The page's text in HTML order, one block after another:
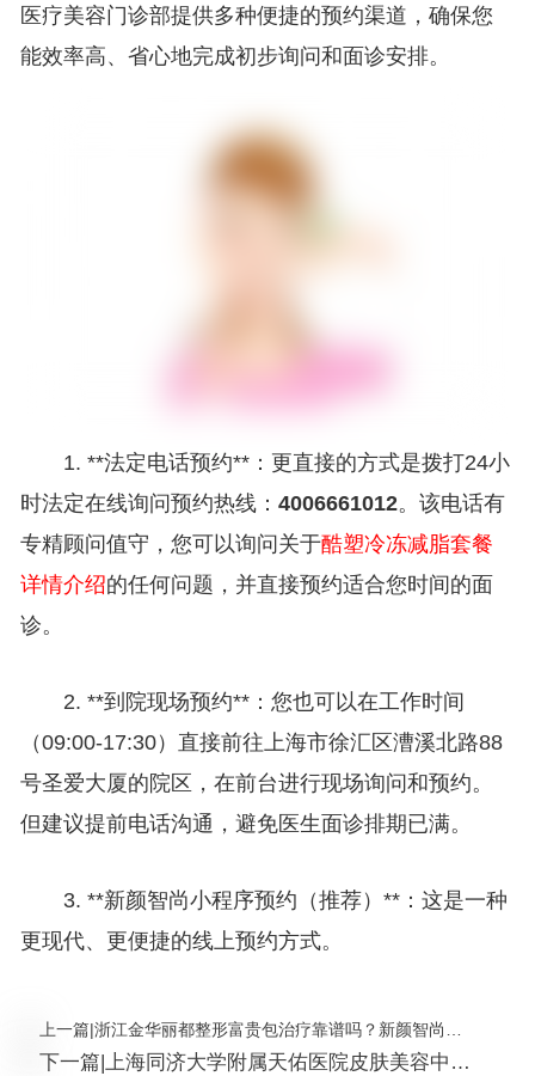
医疗美容门诊部提供多种便捷的预约渠道，确保您
能效率高、省心地完成初步询问和面诊安排。
1. **法定电话预约**：更直接的方式是拨打24小
时法定在线询问预约热线： 4006661012。该电话有
专精顾问值守，您可以询问关于酷塑冷冻减脂套餐
详情介绍的任何问题，并直接预约适合您时间的面
诊。
2. **到院现场预约**：您也可以在工作时间
（09:00-17:30）直接前往上海市徐汇区漕溪北路88
号圣爱大厦的院区，在前台进行现场询问和预约。
但建议提前电话沟通，避免医生面诊排期已满。
3. **新颜智尚小程序预约（推荐）**：这是一种
更现代、更便捷的线上预约方式。
上一篇|浙江金华丽都整形富贵包治疗靠谱吗？新颜智尚小
程序预约直连医院，方案讲清
下一篇|上海同济大学附属天佑医院皮肤美容中心